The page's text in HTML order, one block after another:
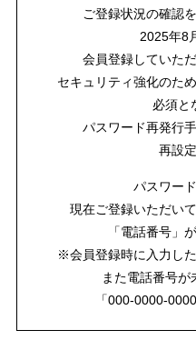
ご登録状況の確認
2025年8
会員登録していた
セキュリティ強化のた
必須と
パスワード再発行
再設
パスワー
現在ご登録いただい
「電話番号」
※会員登録時に入力し
また電話番号が
「000-0000-